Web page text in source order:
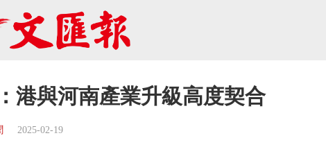
港與河南產業升級高度契合
2025-02-19